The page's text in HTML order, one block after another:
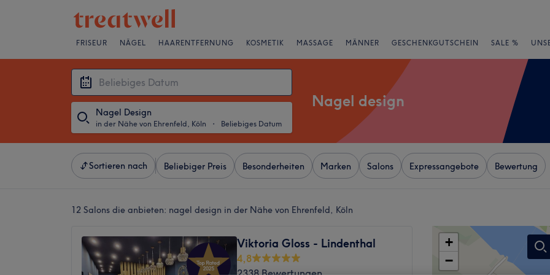
FRISEUR NÄGEL HAARENTFERNUNG KOSMETIK MASSAGE MÄNNER GESCHENKGUTSCHEIN SALE %
Nagel Design
in der Nähe von Ehrenfeld, Köln ・ Beliebiges Datum
Nagel design
Sortieren nach Beliebiger Preis Besonderheiten Marken Salons Expressangebote Bewertung
12 Salons die anbieten: nagel design in der Nähe von Ehrenfeld, Köln
Viktoria Gloss - Lindenthal
4,8
+
−